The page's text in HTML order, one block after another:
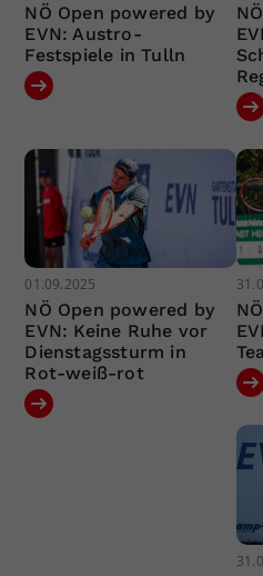
NÖ Open powered by
EVN: Austro-
Festspiele in Tulln
01.09.2025
NÖ Open powered by
EVN: Keine Ruhe vor
Dienstagssturm in
Rot-weiß-rot